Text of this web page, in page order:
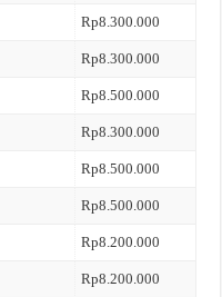
Rp8.300.000
Rp8.300.000
Rp8.500.000
Rp8.300.000
Rp8.500.000
Rp8.500.000
Rp8.200.000
Rp8.200.000